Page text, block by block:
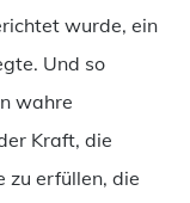
wurde, ein
Und so
wahre
Kraft, die
zu erfüllen, die